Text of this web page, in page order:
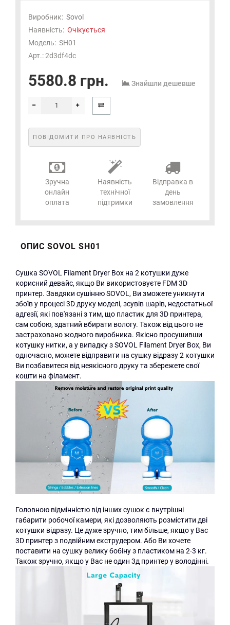
Виробник: Sovol
Наявність: Очікується
Модель: SH01
Арт.: 2d3df4dc
5580.8 грн. Знайшли дешевше
ПОВІДОМИТИ ПРО НАЯВНІСТЬ
Зручна
онлайн
оплата
Наявність
технічної
підтримки
Відправка в
день
замовлення
ОПИС SOVOL SH01
Cушка SOVOL Filament Dryer Box на 2 котушки дуже
корисний девайс, якщо Ви використовуєте FDM 3D
принтер. Завдяки сушінню SOVOL, Ви зможете уникнути
збоїв у процесі 3D друку моделі, зсувів шарів, недостатньої
адгезії, які пов'язані з тим, що пластик для 3D принтера,
сам собою, здатний вбирати вологу. Також від цього не
застраховано жодного виробника. Якісно просушивши
котушку нитки, а у випадку з SOVOL Filament Dryer Box, Ви
одночасно, можете відправити на сушку відразу 2 котушки
Ви позбавитеся від неякісного друку та збережете свої
кошти на філамент.
Головною відмінністю від інших сушок є внутрішні
габарити робочої камери, які дозволяють розмістити дві
котушки відразу. Це дуже зручно, тим більше, якщо у Вас
3D принтер з подвійним екструдером. Або Ви хочете
поставити на сушку велику бобіну з пластиком на 2-3 кг.
Також зручно, якщо у Вас не один 3д принтер у володінні.